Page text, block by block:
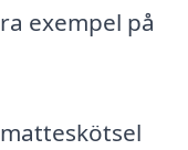
exempel på